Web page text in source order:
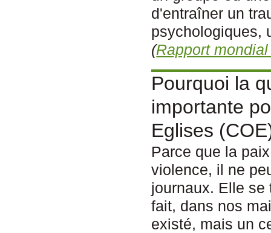
d'entraîner un
psychologiques,
(Rapport
Pourquoi la
importante
Eglises
Parce que la
violence, il ne
journaux. Elle se
fait, dans nos
existé, mais un